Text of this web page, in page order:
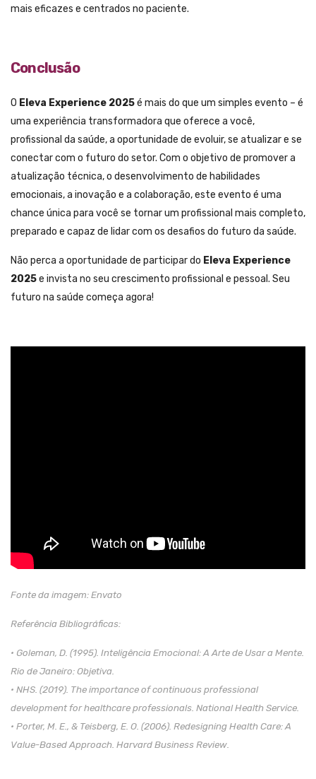
mais eficazes e centrados no paciente.
Conclusão
O Eleva Experience 2025é mais do que um simples evento – é
uma experiência transformadora que oferece a você,
profissional da saúde, a oportunidade de evoluir, se atualizar e se
conectar com o futuro do setor. Com o objetivo de promover a
atualização técnica, o desenvolvimento de habilidades
emocionais, a inovação e a colaboração, este evento é uma
chance única para você se tornar um profissional mais completo,
preparado e capaz de lidar com os desafios do futuro da saúde.
Não perca a oportunidade de participar do Eleva Experience
2025e invista no seu crescimento profissional e pessoal. Seu
futuro na saúde começa agora!
Fonte da imagem: Envato
Referência Bibliográficas:
• Goleman, D. (1995). Inteligência Emocional: A Arte de Usar a Mente.
Rio de Janeiro: Objetiva.
• NHS. (2019). The importance of continuous professional
development for healthcare professionals. National Health Service.
• Porter, M. E., & Teisberg, E. O. (2006). Redesigning Health Care: A
Value-Based Approach. Harvard Business Review.